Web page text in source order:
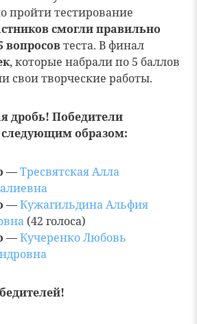
пройти тестирование
смогли правильно
вопросовтеста. В финал
, которые набрали по 5 баллов
свои творческие работы.
дробь! Победители
следующим образом:
—Тресвятская Алла
—Кужагильдина Альфия
(42 голоса)
—Кучеренко Любовь